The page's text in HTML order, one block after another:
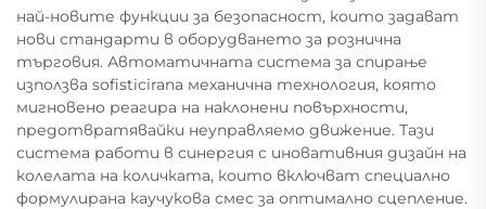
най-новите функции за безопасност, които задават
нови стандарти в оборудването за рознична
търговия. Автоматичната система за спирање
използва sofisticirana механична технология, която
мигновено реагира на наклонени повърхности,
предотвратявайки неуправляемо движение. Тази
система работи в синергия с иновативния дизайн на
колелата на количката, които включват специално
формулирана каучукова смес за оптимално сцепление.